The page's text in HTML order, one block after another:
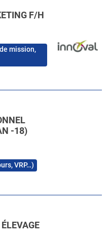
F/H
mission,
-18)
VRP…)